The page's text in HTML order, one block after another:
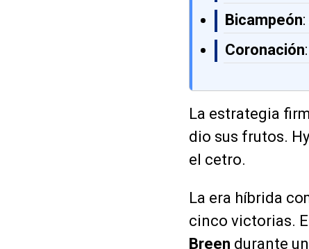
Bicampeón
Coronación:
La estrategia
dio sus frutos.
el cetro.
La era híbrida
cinco victorias.
Breen durante